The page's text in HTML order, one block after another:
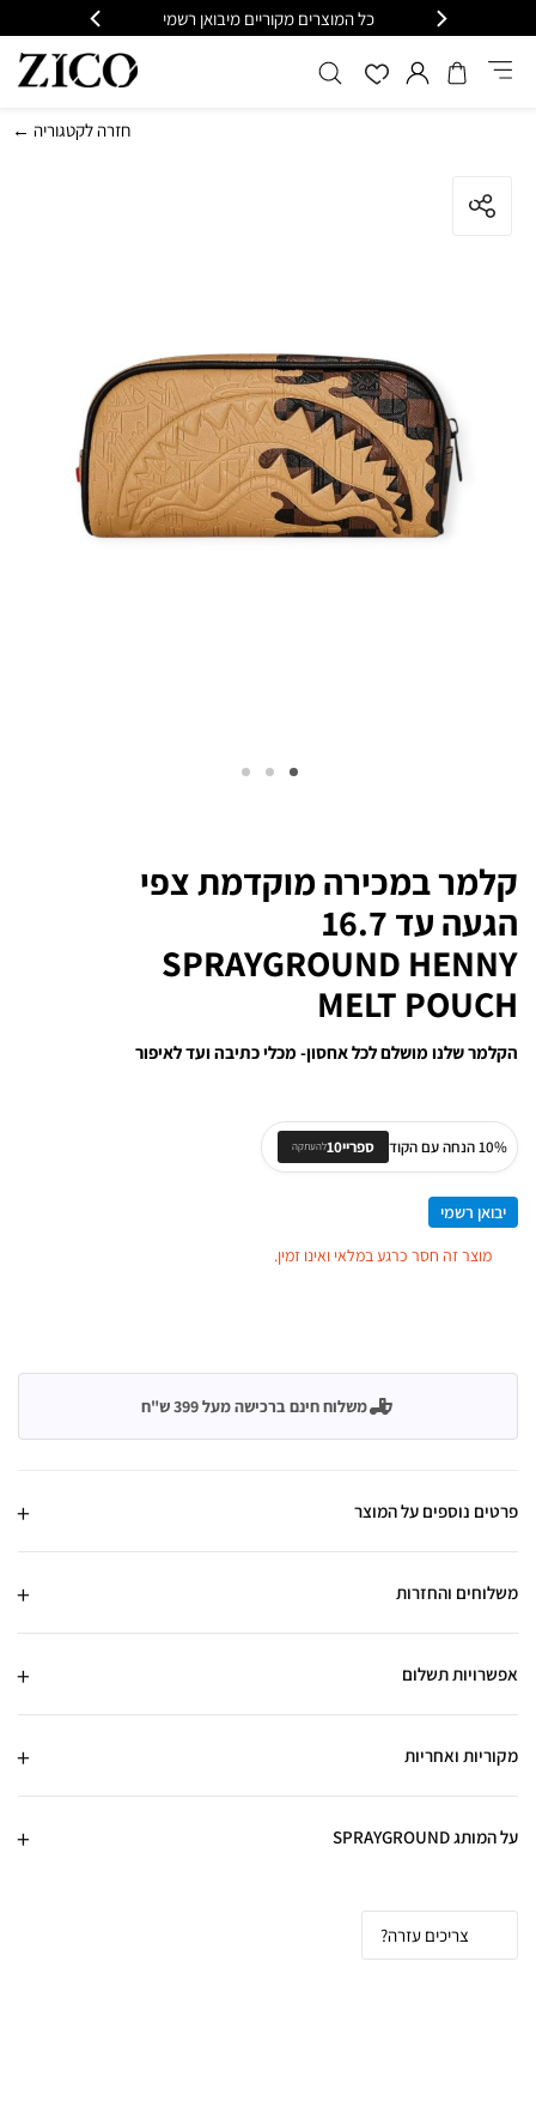
כל המוצרים מקוריים מיבואן רשמי משלוח מהיר עד הבית חינם
← חזרה לקטגוריה
קלמר במכירה מוקדמת צפי
הגעה עד 16.7
SPRAYGROUND HENNY
MELT POUCH
הקלמר שלנו מושלם לכל אחסון- מכלי כתיבה ועד לאיפור
10% הנחה עם הקוד ספריי10 להעתקה
יבואן רשמי
מוצר זה חסר כרגע במלאי ואינו זמין.
משלוח חינם ברכישה מעל 399 ש"ח
פרטים נוספים על המוצר
משלוחים והחזרות
אפשרויות תשלום
מקוריות ואחריות
על המותג SPRAYGROUND
צריכים עזרה?